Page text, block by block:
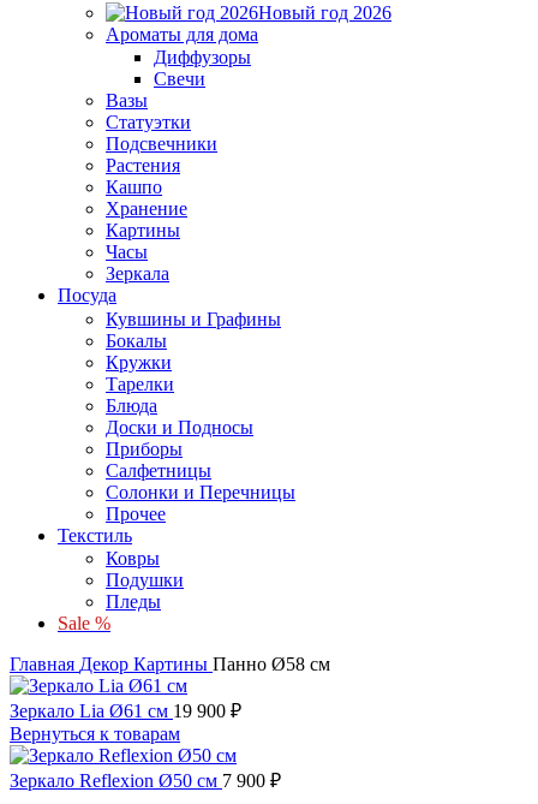
Новый год 2026
Ароматы для дома
Диффузоры
Свечи
Вазы
Статуэтки
Подсвечники
Растения
Кашпо
Хранение
Картины
Часы
Зеркала
Посуда
Кувшины и Графины
Бокалы
Кружки
Тарелки
Блюда
Доски и Подносы
Приборы
Салфетницы
Солонки и Перечницы
Прочее
Текстиль
Ковры
Подушки
Пледы
Sale %
Главная Декор Картины Панно Ø58 см
Зеркало Lia Ø61 см 19 900 ₽
Вернуться к товарам
Зеркало Reflexion Ø50 см 7 900 ₽